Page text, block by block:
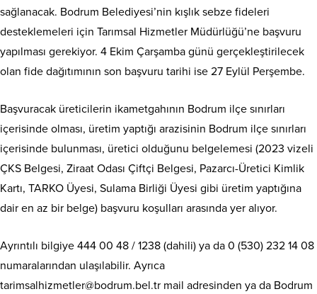
sağlanacak. Bodrum Belediyesi’nin kışlık sebze fideleri
desteklemeleri için Tarımsal Hizmetler Müdürlüğü’ne başvuru
yapılması gerekiyor. 4 Ekim Çarşamba günü gerçekleştirilecek
olan fide dağıtımının son başvuru tarihi ise 27 Eylül Perşembe.
Başvuracak üreticilerin ikametgahının Bodrum ilçe sınırları
içerisinde olması, üretim yaptığı arazisinin Bodrum ilçe sınırları
içerisinde bulunması, üretici olduğunu belgelemesi (2023 vizeli
ÇKS Belgesi, Ziraat Odası Çiftçi Belgesi, Pazarcı-Üretici Kimlik
Kartı, TARKO Üyesi, Sulama Birliği Üyesi gibi üretim yaptığına
dair en az bir belge) başvuru koşulları arasında yer alıyor.
Ayrıntılı bilgiye 444 00 48 / 1238 (dahili) ya da 0 (530) 232 14 08
numaralarından ulaşılabilir. Ayrıca
tarimsalhizmetler@bodrum.bel.tr mail adresinden ya da Bodrum